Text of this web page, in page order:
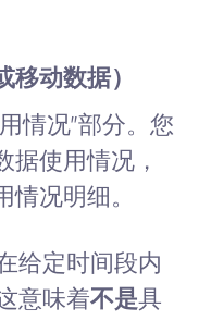
移动数据）
情况”部分。您
据使用情况，
况明细。
给定时间段内
意味着不是具